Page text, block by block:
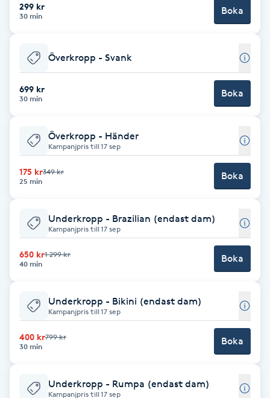
Plastikkirurgi
PRP (Platelet Rich Plasma)
PRX-T33
Psoriasis
Radiofrekvens
Rakning
Reflexologi
Regndroppsmassage
299 kr
30 min Boka
Överkropp - Svank
699 kr
30 min Boka
Överkropp - Händer
Kampanjpris till 17 sep
175 kr349 kr
25 min
Boka
Underkropp - Brazilian (endast dam)
Kampanjpris till 17 sep
650 kr1 299 kr
40 min
Boka
Underkropp - Bikini (endast dam)
Kampanjpris till 17 sep
400 kr799 kr
30 min
Boka
Underkropp - Rumpa (endast dam)
Kampanjpris till 17 sep